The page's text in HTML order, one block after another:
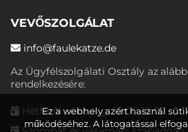
VEVŐSZOLGÁLAT
info@faulekatze.de
Az Ügyfélszolgálati Osztály az
rendelkezésére:
Hétfőtől péntekig: 10:00-19:00
Ez a webhely azért használ
működéséhez. A látogatással